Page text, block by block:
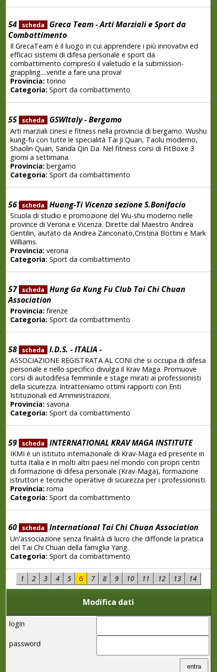
54 scheda
Greca Team - Arti Marziali e Sport da
Combattimento
Il GrecaTeam è il luogo in cui apprendere i più innovativi ed
efficaci sistemi di difesa personale e sport da
combattimento compreso il valetudo e la submission-
grappling....venite a fare una prova!
Provincia:torino
Categoria:Sport da combattimento
55 scheda GSWItaly - Bergamo
Arti marziali cinesi e fitness nella provincia di bergamo. Wushu
kung-fu con tutte le specialità Tai Ji Quan, Taolu moderno,
Shaolin Quan, Sanda Qin Da. Nel fitness corsi di FitBoxe 3
giorni a settimana.
Provincia:bergamo
Categoria:Sport da combattimento
56 scheda Huang-Ti Vicenza sezione S.Bonifacio
Scuola di studio e promozione del Wu-shu moderno nelle
province di Verona e Vicenza. Dirette dal Maestro Andrea
Gentilin, aiutato da Andrea Zanconato,Cristina Bottini e Mark
Williams.
Provincia:verona
Categoria:Sport da combattimento
57 scheda
Hung Ga Kung Fu Club Tai Chi Chuan
Association
Provincia:firenze
Categoria:Sport da combattimento
58 scheda I.D.S. - ITALIA -
ASSOCIAZIONE REGISTRATA AL CONI che si occupa di difesa
personale e nello specifico divulga il Krav Maga. Promuove
corsi di autodifesa femminile e stage mirati ai professionisti
della sicurezza. Intratteniamo ottimi rapporti con Enti
Istituzionali ed Amministrazioni.
Provincia:savona
Categoria:Sport da combattimento
59 scheda INTERNATIONAL KRAV MAGA INSTITUTE
IKMI è un istituto internazionale di Krav-Maga ed presente in
tutta Italia e in molti altri paesi nel mondo con propri centri
di formazione di difesa personale (Krav-Maga), formazione
istruttori e tecniche operative di sicurezza per i professionisti.
Provincia:roma
Categoria:Sport da combattimento
60 scheda International Tai Chi Chuan Association
Un'associazione senza finalità di lucro che diffonde la pratica
del Tai Chi Chuan della famiglia Yang.
Categoria:Sport da combattimento
1 2 3 4 5 6 7 8 9 10 11 12 13 14
Modifica dati
login
password